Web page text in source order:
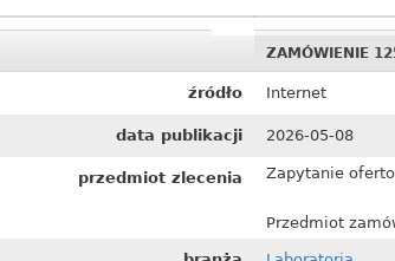
ZAMÓWIENIE
źródło Internet
data publikacji 2026-05-08
przedmiot zlecenia Zapytanie
Przedmiot